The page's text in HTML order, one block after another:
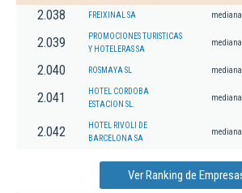
2.038 FREIXINAL SA mediana
2.039
PROMOCIONES TURISTICAS
Y HOTELERAS SA
mediana
2.040 ROSMAYA SL mediana
2.041
HOTEL CORDOBA
ESTACION SL.
mediana
2.042
HOTEL RIVOLI DE
BARCELONA SA
mediana
Ver Ranking de